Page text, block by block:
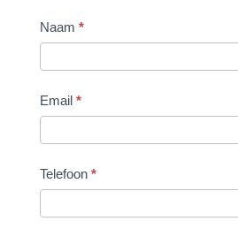
Naam *
Email *
Telefoon *